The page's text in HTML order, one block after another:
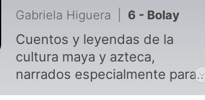
Niños
Gabriela Higuera 6 - Bolay
Cuentos y leyendas de la
cultura maya y azteca,
narrados especialmente para
niños pequeños. Bibliografía